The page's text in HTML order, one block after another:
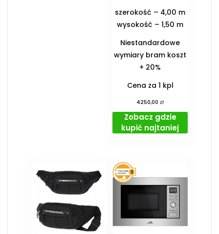
szerokość – 4,00 m
wysokość – 1,50 m
Niestandardowe
wymiary bram koszt
+ 20%
Cena za 1 kpl
4250,00zł
Zobacz gdzie
kupić najtaniej